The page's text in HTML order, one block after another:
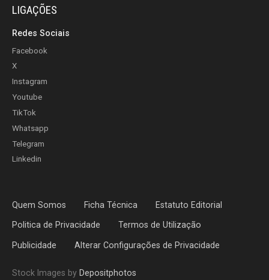
LIGAÇÕES
Redes Sociais
Facebook
X
Instagram
Youtube
TikTok
Whatsapp
Telegram
Linkedin
Quem Somos Ficha Técnica Estatuto Editorial
Politica de Privacidade Termos de Utilização
Publicidade Alterar Configurações de Privacidade
Stock Images by Depositphotos